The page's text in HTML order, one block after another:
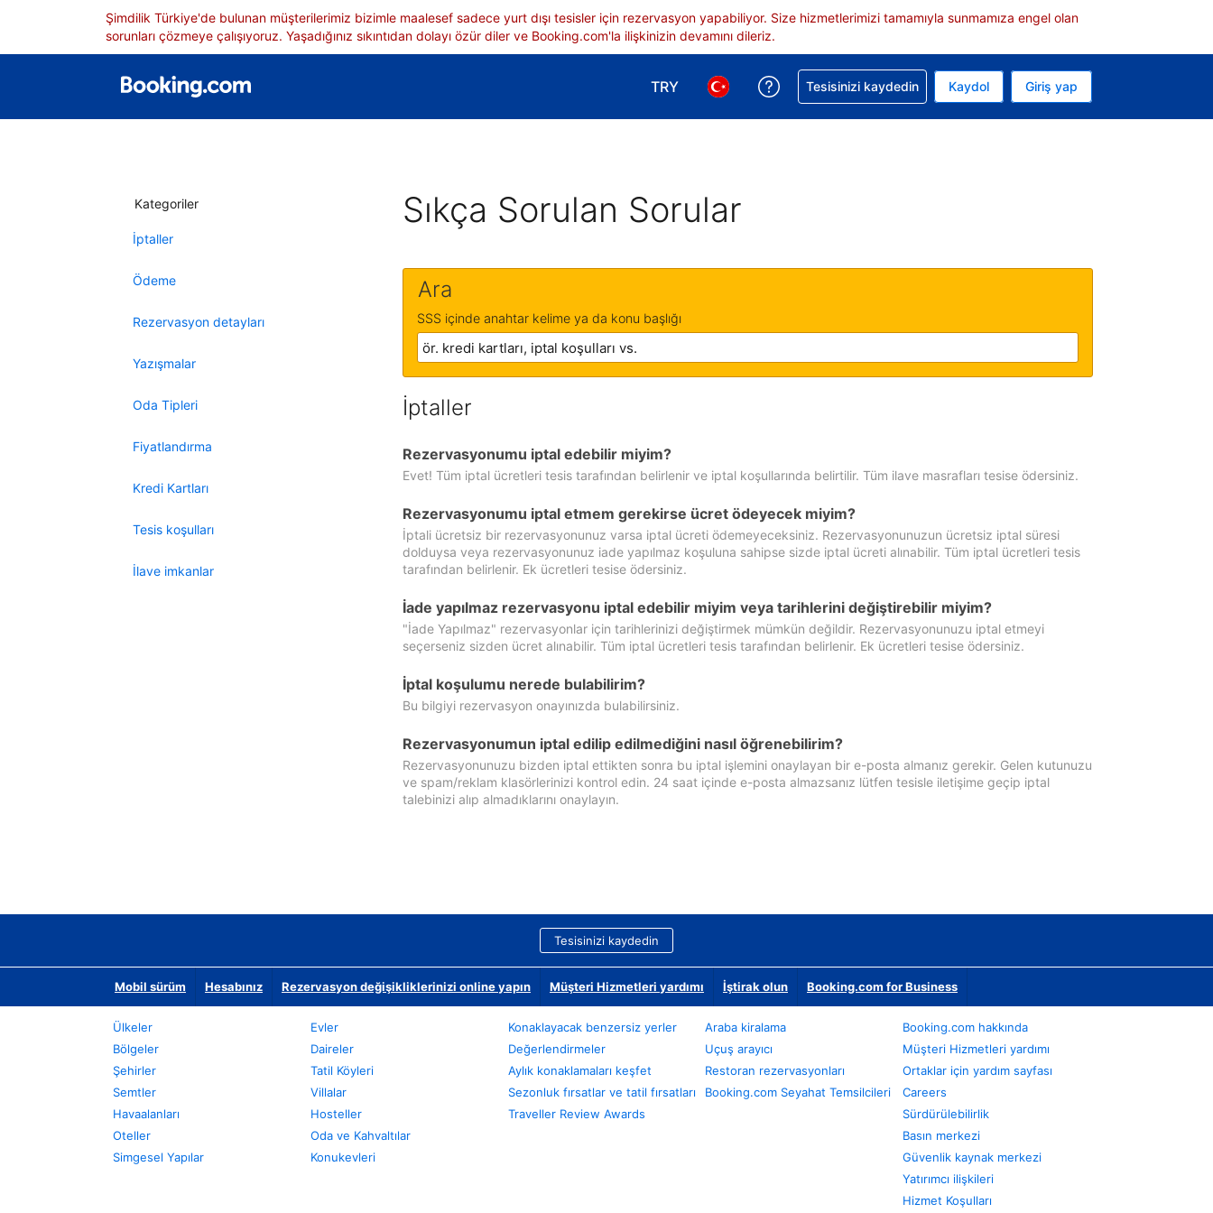
Şimdilik Türkiye'de bulunan müşterilerimiz bizimle maalesef sadece yurt dışı tesisler için rezervasyon yapabiliyor. Size hizmetlerimizi tamamıyla sunmamıza engel olan
sorunları çözmeye çalışıyoruz. Yaşadığınız sıkıntıdan dolayı özür diler ve Booking.com'la ilişkinizin devamını dileriz.
TRY
Para birimi seçimi yap. Mevcut para biriminiz Türk lirası
Dil seçimi yap. Mevcut diliniz Türkçe
Rezervasyonunuzla ilgili yardım alın
Tesisinizi kaydedin Kaydol Giriş yap
Kategoriler
İptaller
Ödeme
Rezervasyon detayları
Yazışmalar
Oda Tipleri
Fiyatlandırma
Kredi Kartları
Tesis koşulları
İlave imkanlar
Sıkça Sorulan Sorular
Ara
SSS içinde anahtar kelime ya da konu başlığı
İptaller
Rezervasyonumu iptal edebilir miyim?
Evet! Tüm iptal ücretleri tesis tarafından belirlenir ve iptal koşullarında belirtilir. Tüm ilave masrafları tesise ödersiniz.
Rezervasyonumu iptal etmem gerekirse ücret ödeyecek miyim?
İptali ücretsiz bir rezervasyonunuz varsa iptal ücreti ödemeyeceksiniz. Rezervasyonunuzun ücretsiz iptal süresi
dolduysa veya rezervasyonunuz iade yapılmaz koşuluna sahipse sizde iptal ücreti alınabilir. Tüm iptal ücretleri tesis
tarafından belirlenir. Ek ücretleri tesise ödersiniz.
İade yapılmaz rezervasyonu iptal edebilir miyim veya tarihlerini değiştirebilir miyim?
"İade Yapılmaz" rezervasyonlar için tarihlerinizi değiştirmek mümkün değildir. Rezervasyonunuzu iptal etmeyi
seçerseniz sizden ücret alınabilir. Tüm iptal ücretleri tesis tarafından belirlenir. Ek ücretleri tesise ödersiniz.
İptal koşulumu nerede bulabilirim?
Bu bilgiyi rezervasyon onayınızda bulabilirsiniz.
Rezervasyonumun iptal edilip edilmediğini nasıl öğrenebilirim?
Rezervasyonunuzu bizden iptal ettikten sonra bu iptal işlemini onaylayan bir e-posta almanız gerekir. Gelen kutunuzu
ve spam/reklam klasörlerinizi kontrol edin. 24 saat içinde e-posta almazsanız lütfen tesisle iletişime geçip iptal
talebinizi alıp almadıklarını onaylayın.
Tesisinizi kaydedin
Mobil sürüm Hesabınız Rezervasyon değişikliklerinizi online yapın Müşteri Hizmetleri yardımı İştirak olun Booking.com for Business
Ülkeler
Bölgeler
Şehirler
Semtler
Havaalanları
Oteller
Simgesel Yapılar
Evler
Daireler
Tatil Köyleri
Villalar
Hosteller
Oda ve Kahvaltılar
Konukevleri
Konaklayacak benzersiz yerler
Değerlendirmeler
Aylık konaklamaları keşfet
Sezonluk fırsatlar ve tatil fırsatları
Traveller Review Awards
Araba kiralama
Uçuş arayıcı
Restoran rezervasyonları
Booking.com Seyahat Temsilcileri
Booking.com hakkında
Müşteri Hizmetleri yardımı
Ortaklar için yardım sayfası
Careers
Sürdürülebilirlik
Basın merkezi
Güvenlik kaynak merkezi
Yatırımcı ilişkileri
Hizmet Koşulları